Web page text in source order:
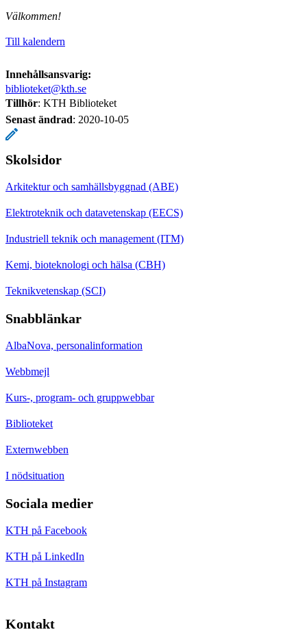
Välkommen!
Till kalendern
Innehållsansvarig:
biblioteket@kth.se
Tillhör: KTH Biblioteket
Senast ändrad: 2020-10-05
Skolsidor
Arkitektur och samhällsbyggnad (ABE)
Elektroteknik och datavetenskap (EECS)
Industriell teknik och management (ITM)
Kemi, bioteknologi och hälsa (CBH)
Teknikvetenskap (SCI)
Snabblänkar
AlbaNova, personalinformation
Webbmejl
Kurs-, program- och gruppwebbar
Biblioteket
Externwebben
I nödsituation
Sociala medier
KTH på Facebook
KTH på LinkedIn
KTH på Instagram
Kontakt